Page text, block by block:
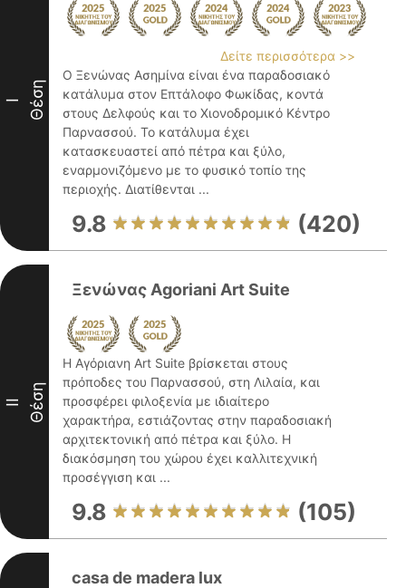
I Θέση
Δείτε περισσότερα >>
Ο Ξενώνας Ασημίνα είναι ένα παραδοσιακό
κατάλυμα στον Επτάλοφο Φωκίδας, κοντά
στους Δελφούς και το Χιονοδρομικό Κέντρο
Παρνασσού. Το κατάλυμα έχει
κατασκευαστεί από πέτρα και ξύλο,
εναρμονιζόμενο με το φυσικό τοπίο της
περιοχής. Διατίθενται ...
9.8 (420)
II Θέση
Ξενώνας Agoriani Art Suite
Η Αγόριανη Art Suite βρίσκεται στους
πρόποδες του Παρνασσού, στη Λιλαία, και
προσφέρει φιλοξενία με ιδιαίτερο
χαρακτήρα, εστιάζοντας στην παραδοσιακή
αρχιτεκτονική από πέτρα και ξύλο. Η
διακόσμηση του χώρου έχει καλλιτεχνική
προσέγγιση και ...
9.8 (105)
casa de madera lux